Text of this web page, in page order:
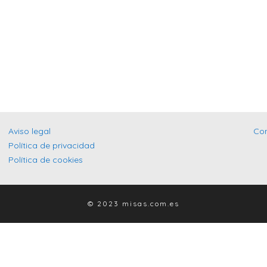
Aviso legal
Política de privacidad
Política de cookies
© 2023 misas.com.es